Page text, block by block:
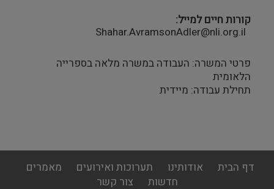
קורות חיים למייל
Shahar.AvramsonAdler@nli.org.il
פרטי המשרה: העבודה במשרה מלאה בספרייה
הלאומית
תחילת עבודה: מיידית
footer
menu
דף הבית אודותינו תערוכות ואירועים
מאמרים
חדשות
צור קשר